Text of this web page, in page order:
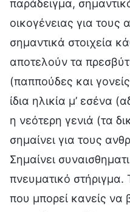
παράδειγμα,
οικογένειας για τους
σημαντικά στοιχεία
αποτελούν τα
(παππούδες και
ίδια ηλικία μ’ εσένα
η νεότερη γενιά (τα
σημαίνει για τους
Σημαίνει
πνευματικό στήριγμα.
που μπορεί κανείς να